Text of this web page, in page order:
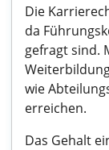
Die
da
gefragt sind.
wie
erreichen.
Das Gehalt